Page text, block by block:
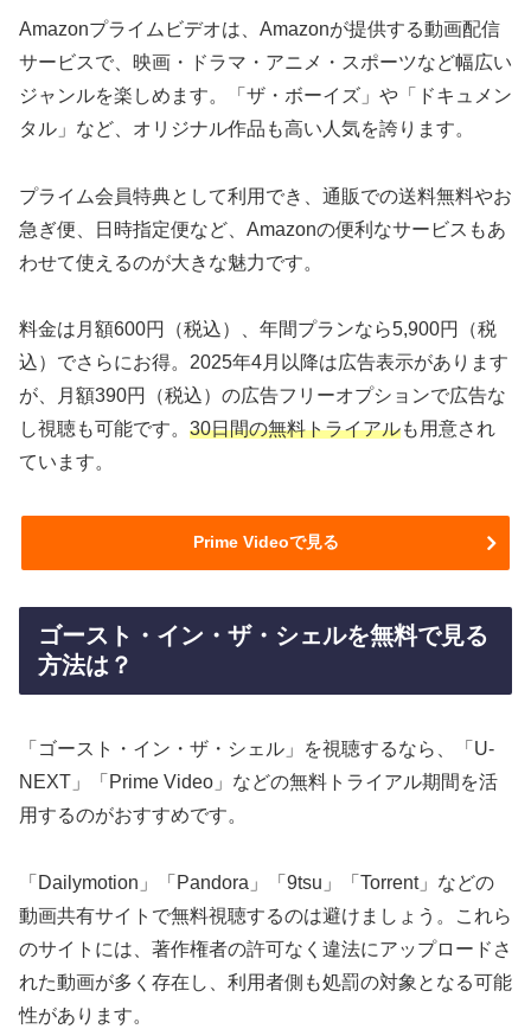
Amazonプライムビデオは、Amazonが提供する動画配信
サービスで、映画・ドラマ・アニメ・スポーツなど幅広い
ジャンルを楽しめます。「ザ・ボーイズ」や「ドキュメン
タル」など、オリジナル作品も高い人気を誇ります。
プライム会員特典として利用でき、通販での送料無料やお
急ぎ便、日時指定便など、Amazonの便利なサービスもあ
わせて使えるのが大きな魅力です。
料金は月額600円（税込）、年間プランなら5,900円（税
込）でさらにお得。2025年4月以降は広告表示があります
が、月額390円（税込）の広告フリーオプションで広告な
し視聴も可能です。 30日間の無料トライアルも用意され
ています。
Prime Videoで見る
ゴースト・イン・ザ・シェルを無料で見る
方法は？
「ゴースト・イン・ザ・シェル」を視聴するなら、「U-
NEXT」「Prime Video」などの無料トライアル期間を活
用するのがおすすめです。
「Dailymotion」「Pandora」「9tsu」「Torrent」などの
動画共有サイトで無料視聴するのは避けましょう。これら
のサイトには、著作権者の許可なく違法にアップロードさ
れた動画が多く存在し、利用者側も処罰の対象となる可能
性があります。